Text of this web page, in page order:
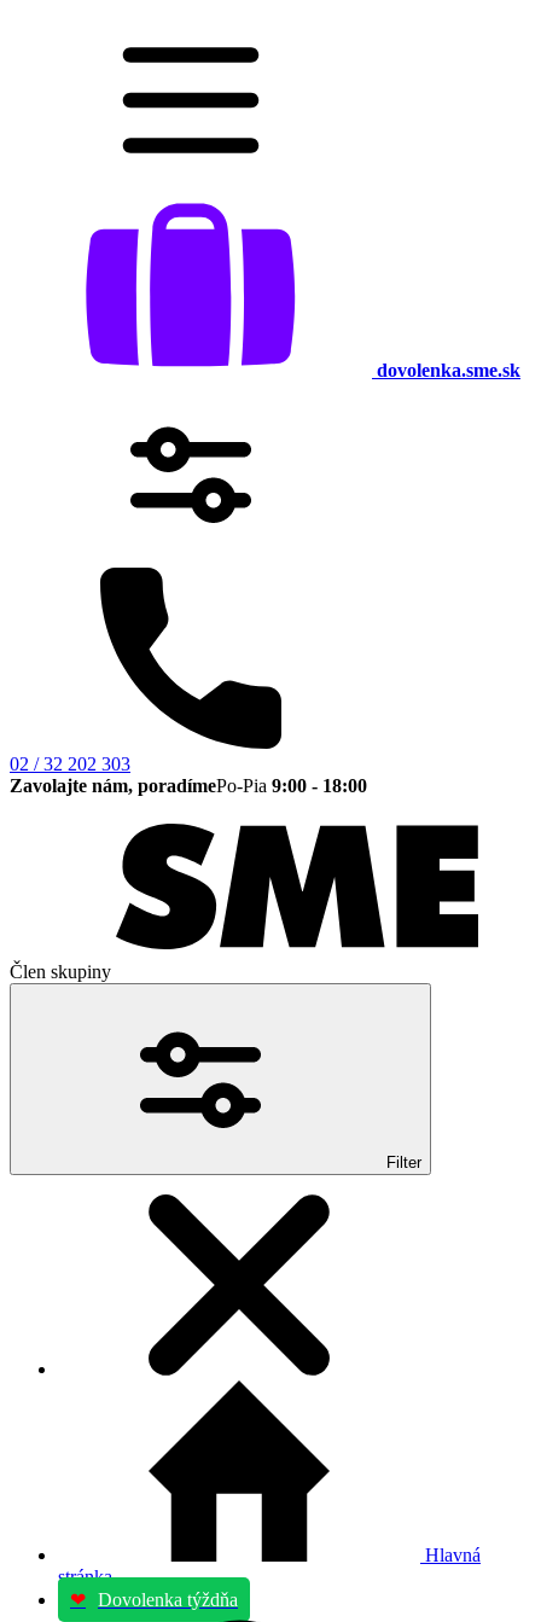
dovolenka.sme.sk
02 / 32 202 303
Zavolajte nám, poradímePo-Pia 9:00 - 18:00
Člen skupiny
Filter
Hlavná
stránka
❤ Dovolenka týždňa